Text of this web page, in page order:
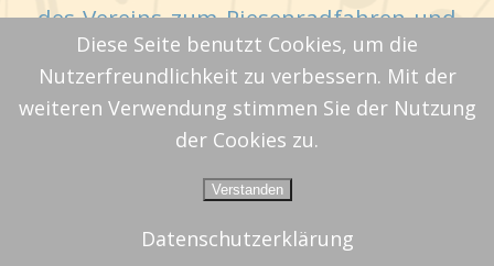
des Vereins zum Riesenradfahren und
einem kleinen
Weihnachtsmarktrundgang auf dem
Burgplatz. Zur Weihnachtsfeier waren
alle aktiven Kameraden und Freunde
des Corps mit der gesamten Familie
eingeladen, um kurz vor den
TC Derendorf e.V.- Enfold Theme by Kriesi
Diese Seite benutzt Cookies, um die
Nutzerfreundlichkeit zu verbessern. Mit der
weiteren Verwendung stimmen Sie der Nutzung
der Cookies zu.
Verstanden
Datenschutzerklärung